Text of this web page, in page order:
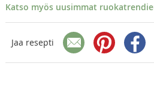
Katso myös uusimmat
Jaa resepti